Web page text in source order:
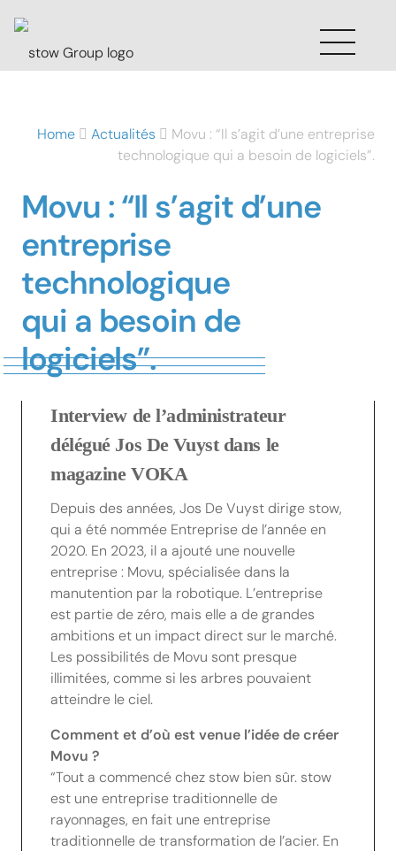
Home Actualités
Movu : “Il s’agit d’une entreprise
technologique qui a besoin de logiciels”.
Movu : “Il s’agit d’une
entreprise
technologique
qui a besoin de
logiciels”.
Interview de l’administrateur
délégué Jos De Vuyst dans le
magazine VOKA
Depuis des années, Jos De Vuyst dirige stow,
qui a été nommée Entreprise de l’année en
2020. En 2023, il a ajouté une nouvelle
entreprise : Movu, spécialisée dans la
manutention par la robotique. L’entreprise
est partie de zéro, mais elle a de grandes
ambitions et un impact direct sur le marché.
Les possibilités de Movu sont presque
illimitées, comme si les arbres pouvaient
atteindre le ciel.
Comment et d’où est venue l’idée de créer
Movu ?
“Tout a commencé chez stow bien sûr. stow
est une entreprise traditionnelle de
rayonnages, en fait une entreprise
traditionnelle de transformation de l’acier. En